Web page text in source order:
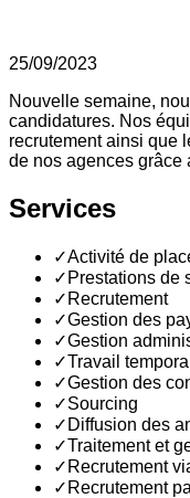
25/09/2023
Nouvelle semaine,
candidatures. Nos
recrutement ainsi que
de nos agences
Services
✓Activité de
✓ Prestations de
✓ Recrutement
✓Gestion des
✓Gestion
✓Travail
✓Gestion des
✓Sourcing
✓ Diffusion des
✓Traitement et
✓ Recrutement
✓ Recrutement